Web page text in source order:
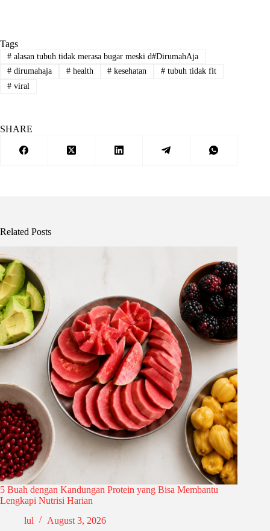
Tags
#alasan tubuh tidak merasa bugar meski d#DirumahAja
#dirumahaja #health # kesehatan # tubuh tidak fit
#viral
SHARE
Related Posts
5 Buah dengan Kandungan Protein yang Bisa Membantu
Lengkapi Nutrisi Harian
lul
August 3, 2026